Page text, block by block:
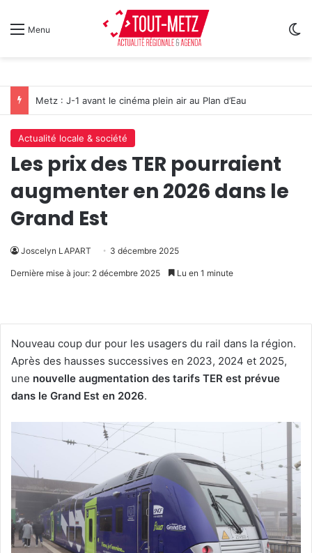
Menu
Metz : J-1 avant le cinéma plein air au Plan d’Eau
Actualité locale & société
Les prix des TER pourraient
augmenter en 2026 dans le
Grand Est
Joscelyn LAPART 3 décembre 2025
Dernière mise à jour: 2 décembre 2025 Lu en 1 minute
Nouveau coup dur pour les usagers du rail dans la région.
Après des hausses successives en 2023, 2024 et 2025,
une nouvelle augmentation des tarifs TER est prévue
dans le Grand Est en 2026.